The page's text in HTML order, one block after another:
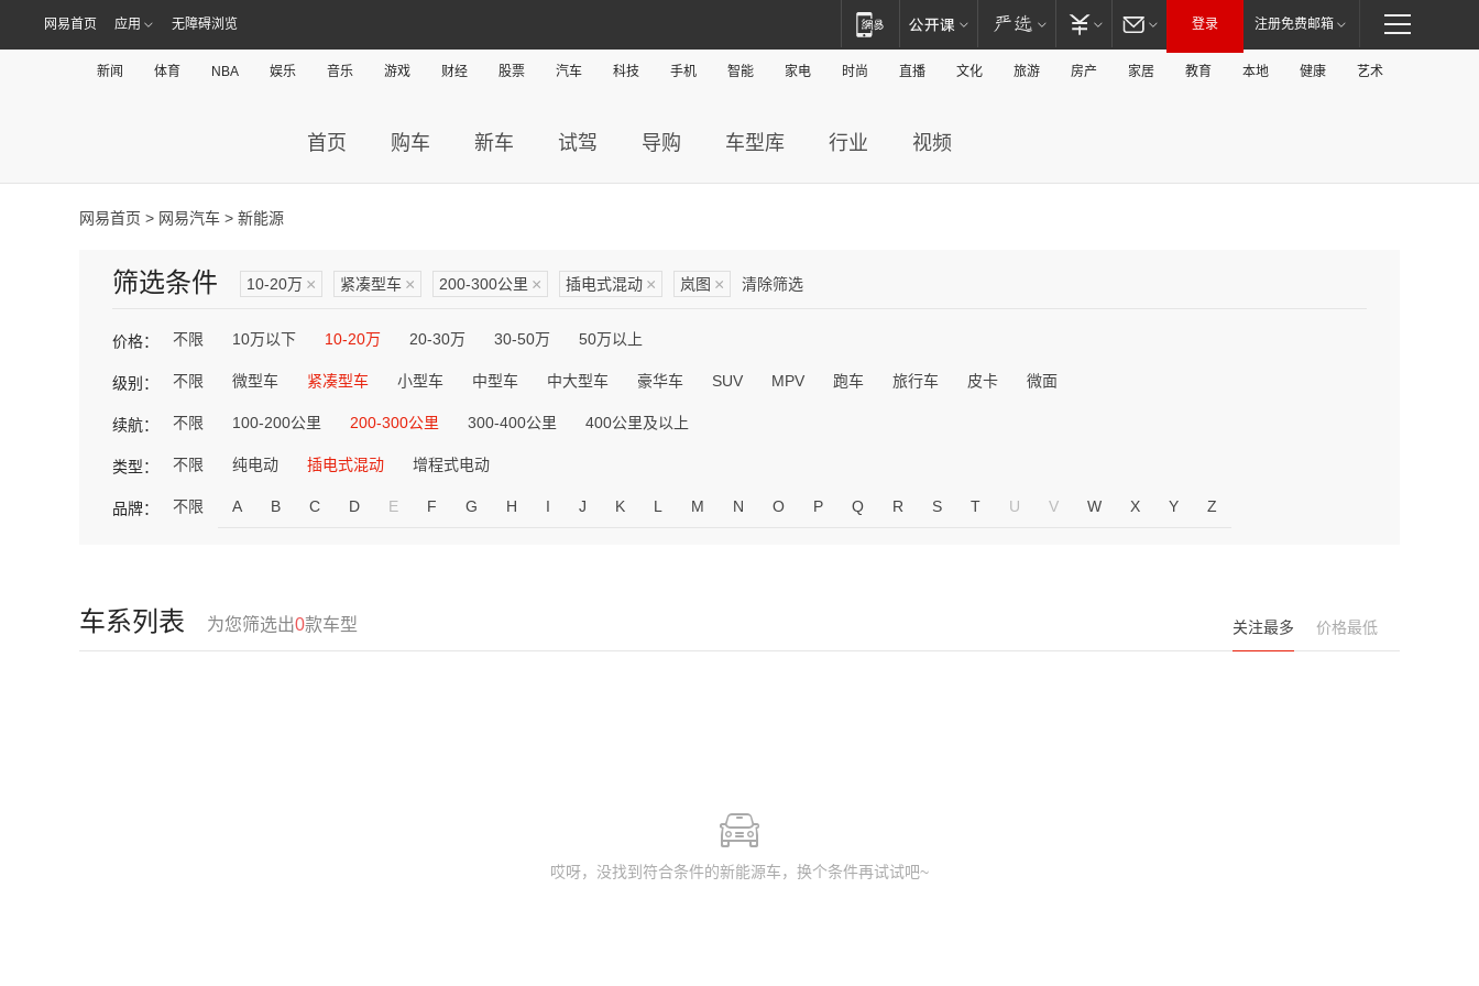
网易首页 应用 无障碍浏览 登录 注册免费邮箱
新闻 体育 NBA 娱乐 音乐 游戏 财经 股票 汽车 科技 手机 智能 家电 时尚 直播 文化 旅游 房产 家居 教育 本地 健康 艺术
首页 购车 新车 试驾 导购 车型库 行业 视频
网易首页 > 网易汽车 > 新能源
筛选条件 10-20万 × 紧凑型车 × 200-300公里 × 插电式混动 × 岚图 × 清除筛选
价格： 不限 10万以下 10-20万 20-30万 30-50万 50万以上
级别： 不限 微型车 紧凑型车 小型车 中型车 中大型车 豪华车 SUV MPV 跑车 旅行车 皮卡 微面
续航： 不限 100-200公里 200-300公里 300-400公里 400公里及以上
类型： 不限 纯电动 插电式混动 增程式电动
品牌： 不限 A B C D E F G H I J K L M N O P Q R S T U V W X Y Z
车系列表 为您筛选出0款车型 关注最多 价格最低
哎呀，没找到符合条件的新能源车，换个条件再试试吧~